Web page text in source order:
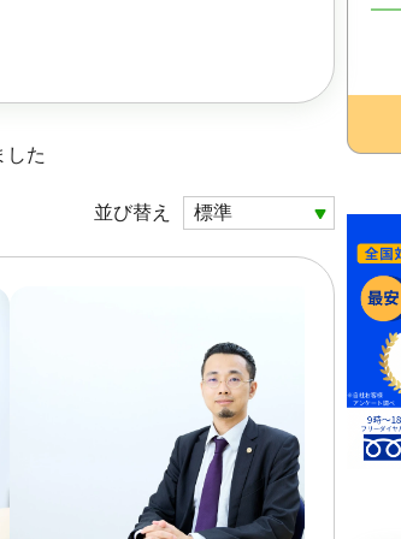
した
並び替え